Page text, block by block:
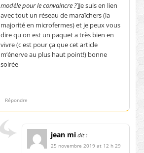
modèle pour le convaincre ?]Je suis en lien
avec tout un réseau de maraîchers (la
majorité en microfermes) et je peux vous
dire qu on est un paquet a très bien en
vivre (c est pour ça que cet article
m’énerve au plus haut point!) bonne
soirée
Répondre
jean mi dit :
25 novembre 2019 at 12 h 29